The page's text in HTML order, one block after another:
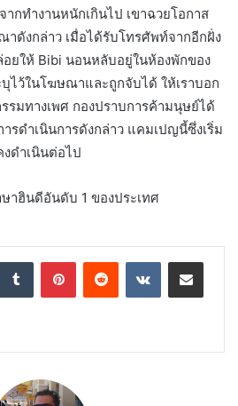
ากทำงานหนักเกินไป เขาฉวยโอกาส
ดังกล่าว เมื่อได้รับโทรศัพท์จากอีกฝั่ง
ยให้ Bibi นอนหลับอยู่ในห้องพักของ
ไว้ในโฆษณาและถูกจับได้ ให้เราบอก
มทางเพศ กองปราบการค้ามนุษย์ได้
รดำเนินการดังกล่าว แคมเปญนี้ซึ่งเริ่ม
ดำเนินต่อไป
าฮินดีอันดับ 1 ของประเทศ
Tumblr PinterestReddit VKontakteShare via Email